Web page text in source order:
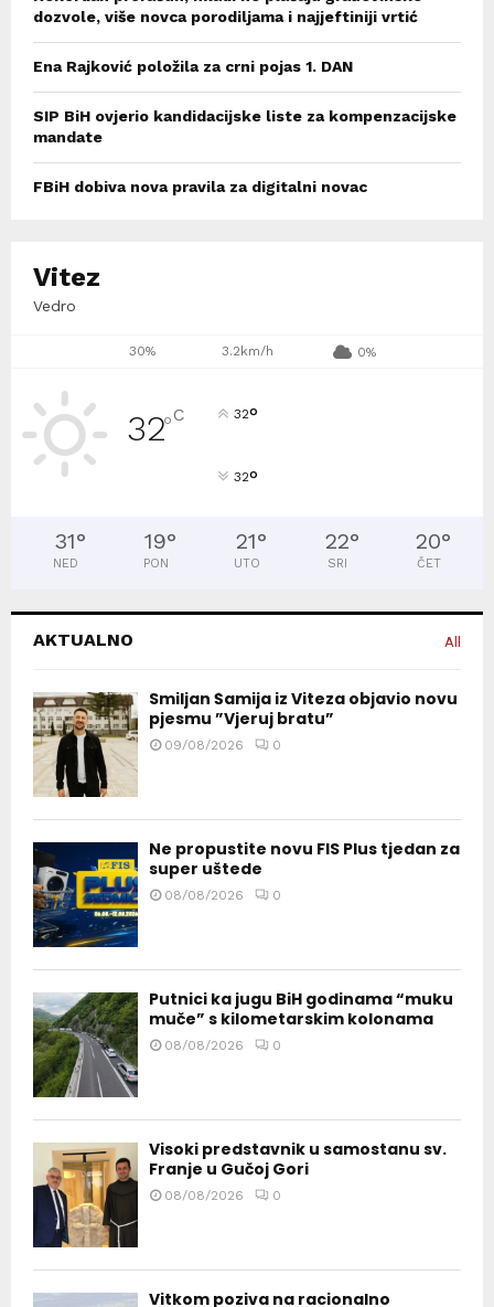
dozvole, više novca porodiljama i najjeftiniji vrtić
Ena Rajković položila za crni pojas 1. DAN
SIP BiH ovjerio kandidacijske liste za kompenzacijske
mandate
FBiH dobiva nova pravila za digitalni novac
Vitez
Vedro
30% 3.2km/h 0%
32°C 32°
32°
31°
NED
19°
PON
21°
UTO
22°
SRI
20°
ČET
AKTUALNO All
Smiljan Šamija iz Viteza objavio novu
pjesmu ”Vjeruj bratu”
09/08/2026 0
Ne propustite novu FIS Plus tjedan za
super uštede
08/08/2026 0
Putnici ka jugu BiH godinama “muku
muče” s kilometarskim kolonama
08/08/2026 0
Visoki predstavnik u samostanu sv.
Franje u Gučoj Gori
08/08/2026 0
Vitkom poziva na racionalno